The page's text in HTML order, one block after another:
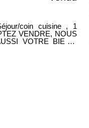
VOTRE BIEN !